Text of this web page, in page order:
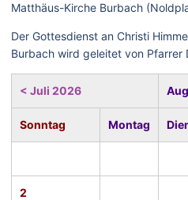
Matthäus-Kirche Burbach
Der Gottesdienst an Christi
Burbach wird geleitet von Pfarrer
< Juli 2026
Sonntag Montag
2